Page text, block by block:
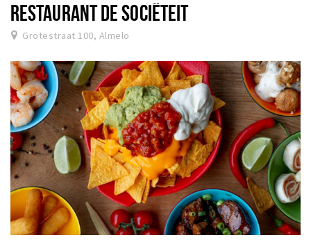
RESTAURANT DE SOCIËTEIT
Grotestraat 100, Almelo